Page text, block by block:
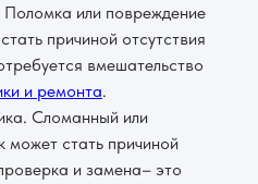
или повреждение
причиной отсутствия
вмешательство
и ремонта.
Сломанный или
может стать причиной
и замена– это